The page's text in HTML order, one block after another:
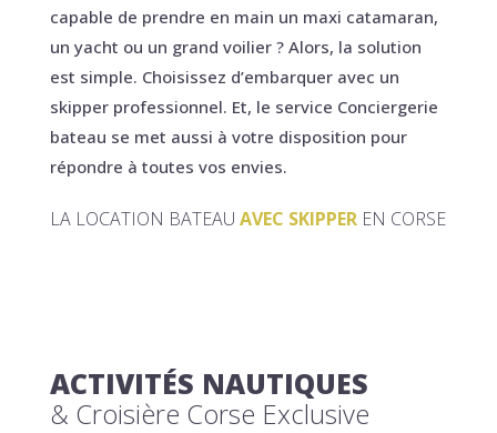
capable de prendre en main un maxi catamaran,
un yacht ou un grand voilier ? Alors, la solution
est simple. Choisissez d’embarquer avec un
skipper professionnel. Et, le service Conciergerie
bateau se met aussi à votre disposition pour
répondre à toutes vos envies.
LA LOCATION BATEAU AVEC SKIPPEREN CORSE
ACTIVITÉS NAUTIQUES
& Croisière Corse Exclusive